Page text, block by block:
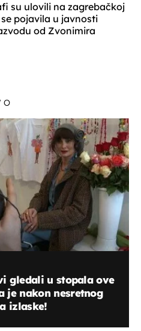
su ulovili na zagrebačkoj
pojavila u javnosti
od Zvonimira
gledali u stopala ove
je nakon nesretnog
izlaske!